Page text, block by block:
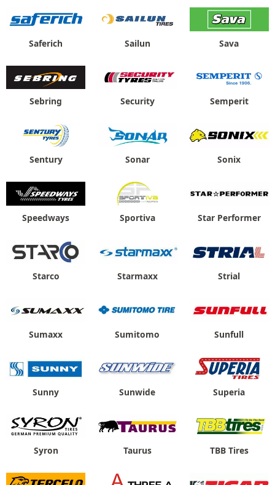
Saferich Sailun Sava
Sebring Security Semperit
Sentury Sonar Sonix
Speedways Sportiva Star Performer
Starco Starmaxx Strial
Sumaxx Sumitomo Sunfull
Sunny Sunwide Superia
Syron Taurus TBB Tires